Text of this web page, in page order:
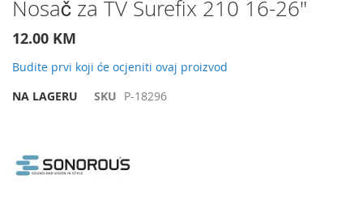
na
početak
galerije
slika
Nosač za TV Surefix 210 16-26"
12.00 KM
Budite prvi koji će ocjeniti ovaj proizvod
NA LAGERU
SKU P-18296